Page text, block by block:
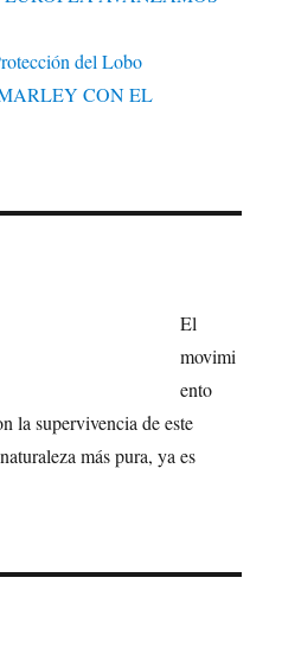
del Lobo
CON EL
El
movimi
ento
la supervivencia de este
más pura, ya es